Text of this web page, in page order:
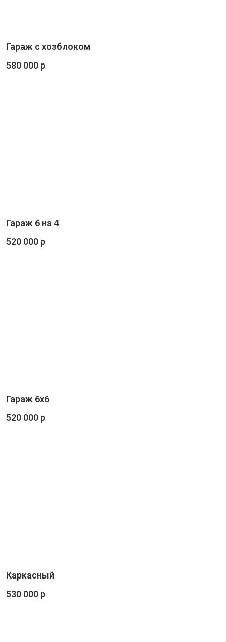
Гараж с хозблоком
580 000 р
Гараж 6 на 4
520 000 р
Гараж 6х6
520 000 р
Каркасный
530 000 р